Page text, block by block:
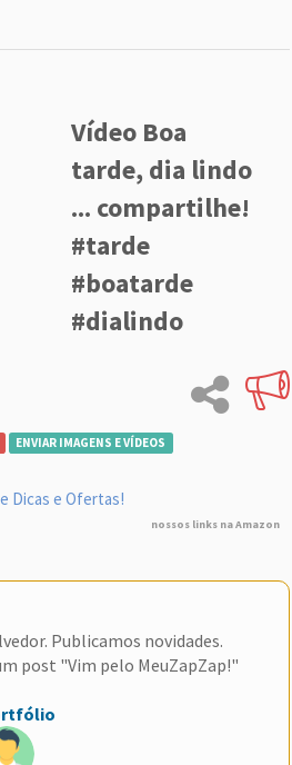
Vídeo Boa
tarde, dia lindo
... compartilhe!
#tarde
#boatarde
#dialindo
ENVIAR IMAGENS E VÍDEOS
Dicas e Ofertas!
nossos links na Amazon
Publicamos novidades.
post "Vim pelo MeuZapZap!"